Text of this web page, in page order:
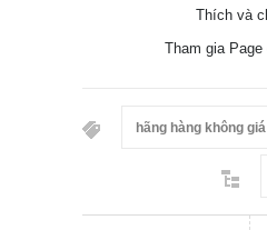
Thích và
Tham gia Page
hãng hàng không